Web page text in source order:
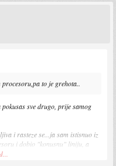
to je grehota..
sve drugo, prije samog
i rasteze se...ja sam istisnuo iz
i dobio "konusnu" liniju, a
je dao citavoj prici smisao ...